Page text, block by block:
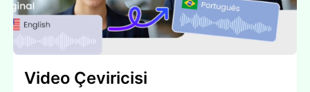
Video Çeviricisi